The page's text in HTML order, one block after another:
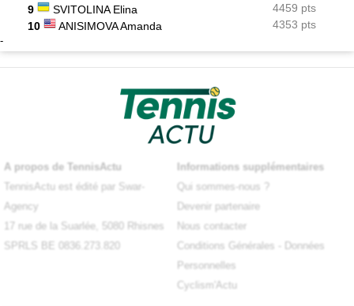
9
SVITOLINA Elina
4459 pts
10
ANISIMOVA Amanda 4353 pts
-
A propos de TennisActu
TennisActu est édité par Swar-
Agency
17 rue de la Suarlée, 5080 Rhisnes
SPRLS BE 0836.273.820
Informations supplémentaires
Qui sommes-nous ?
Devenir partenaire
Nous contacter
Conditions Générales
Données
Personnelles
Cyclism'Actu